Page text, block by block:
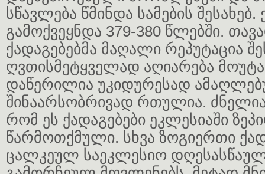
სწავლება წმინდა სამების შესახებ.
გამოქვეყნდა 379-380 წლებში.
ქადაგებებმა მაღალი რეპუტაცია
ღვთისმეტყველად აღიარება
დაწერილია უკიდურესად
შინაარსობრივად რთულია. ძნელია
რომ ეს ქადაგებები ეკლესიაში
წარმოთქმული. სხვა ზოგიერთი
ცალკეულ საეკლესიო